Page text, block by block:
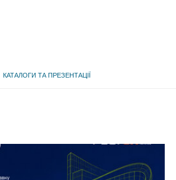
КАТАЛОГИ ТА ПРЕЗЕНТАЦІЇ